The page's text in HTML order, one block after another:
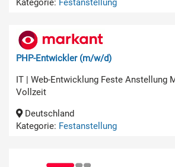
PHP-Entwickler (m/w/d)
IT | Web-Entwicklung Feste Anstellung
Vollzeit
Deutschland
Kategorie: Festanstellung